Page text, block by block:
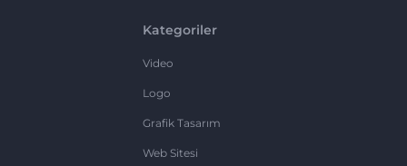
Kategoriler
Video
Logo
Grafik Tasarım
Web Sitesi